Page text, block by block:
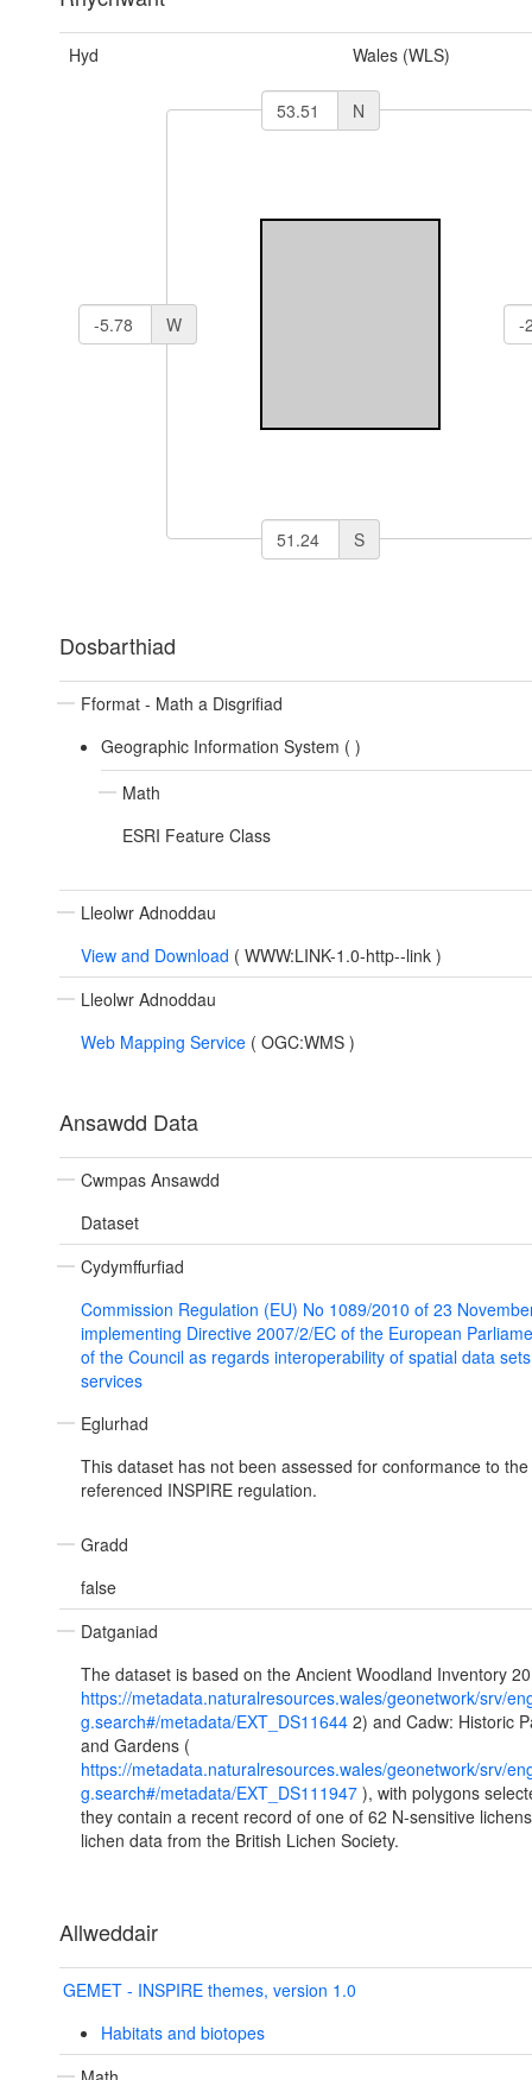
Hyd Wales (WLS)
N
W
S
Dosbarthiad
Fformat - Math a Disgrifiad
Geographic Information System ( )
Math
ESRI Feature Class
Lleolwr Adnoddau
View and Download ( WWW:LINK-1.0-http--link )
Lleolwr Adnoddau
Web Mapping Service ( OGC:WMS )
Ansawdd Data
Cwmpas Ansawdd
Dataset
Cydymffurfiad
Commission Regulation (EU) No 1089/2010 of 23
implementing Directive 2007/2/EC of the European
of the Council as regards interoperability of spatial data
services
Eglurhad
This dataset has not been assessed for conformance to the
referenced INSPIRE regulation.
Gradd
false
Datganiad
The dataset is based on the Ancient Woodland Inventory
https://metadata.naturalresources.wales/geonetwork/srv/
g.search#/metadata/EXT_DS11644 2) and Cadw: Historic
and Gardens (
https://metadata.naturalresources.wales/geonetwork/srv/
g.search#/metadata/EXT_DS111947 ), with polygons
they contain a recent record of one of 62 N-sensitive
lichen data from the British Lichen Society.
Allweddair
GEMET - INSPIRE themes, version 1.0
Habitats and biotopes